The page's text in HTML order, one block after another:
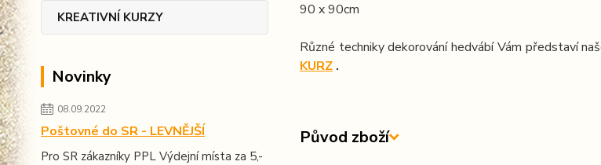
KREATIVNÍ KURZY
Novinky
08.09.2022
Poštovné do SR - LEVNĚJŠÍ
Pro SR zákazníky PPL Výdejní místa za 5,-
90 x 90cm
Různé techniky dekorování hedvábí Vám představí
KURZ.
Původ zboží